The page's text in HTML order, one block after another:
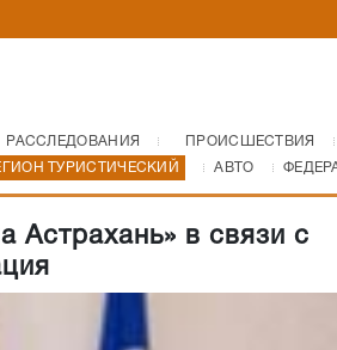
РАССЛЕДОВАНИЯ ПРОИСШЕСТВИЯ
ТУРИСТИЧЕСКИЙ АВТО
в связи с